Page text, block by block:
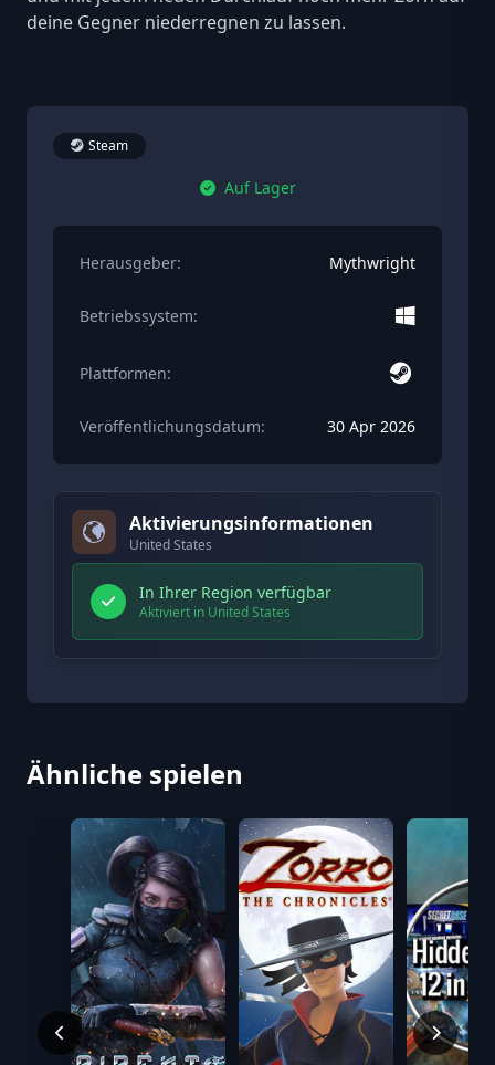
deine Gegner niederregnen zu lassen.
Steam
Auf Lager
Herausgeber: Mythwright
Betriebssystem:
Plattformen:
Veröffentlichungsdatum: 30 Apr 2026
Aktivierungsinformationen
United States
In Ihrer Region verfügbar
Aktiviert in United States
Ähnliche spielen